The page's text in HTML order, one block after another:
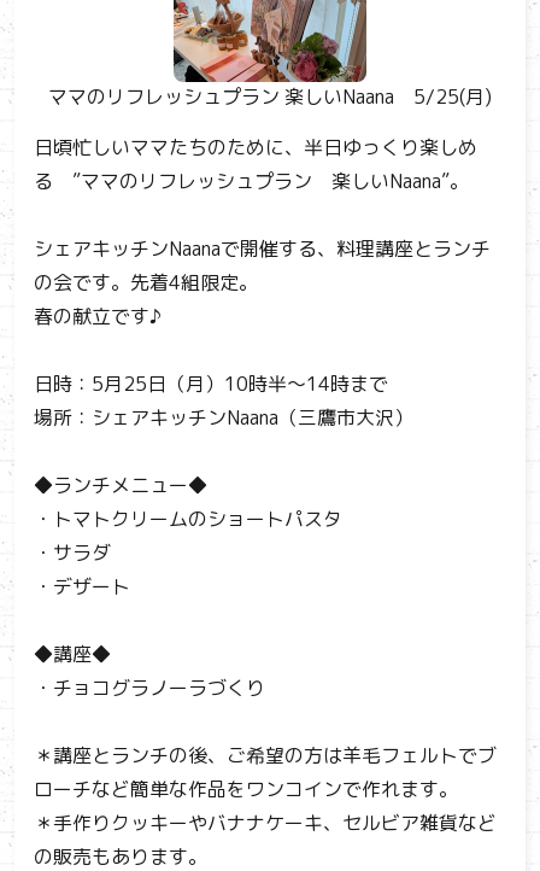
ママのリフレッシュプラン 楽しいNaana 5/25(月)
日頃忙しいママたちのために、半日ゆっくり楽しめ
る ”ママのリフレッシュプラン 楽しいNaana”。
シェアキッチンNaanaで開催する、料理講座とランチ
の会です。先着4組限定。
春の献立です♪
日時：5月25日（月）10時半～14時まで
場所：シェアキッチンNaana（三鷹市大沢）
◆ランチメニュー◆
・トマトクリームのショートパスタ
・サラダ
・デザート
◆講座◆
・チョコグラノーラづくり
＊講座とランチの後、ご希望の方は羊毛フェルトでブ
ローチなど簡単な作品をワンコインで作れます。
＊手作りクッキーやバナナケーキ、セルビア雑貨など
の販売もあります。